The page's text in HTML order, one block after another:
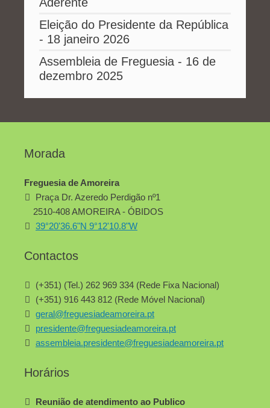
Aderente
Eleição do Presidente da República
- 18 janeiro 2026
Assembleia de Freguesia - 16 de
dezembro 2025
Morada
Freguesia de Amoreira
Praça Dr. Azeredo Perdigão nº1
2510-408 AMOREIRA - ÓBIDOS
39°20'36.6"N 9°12'10.8"W
Contactos
(+351) (Tel.) 262 969 334 (Rede Fixa Nacional)
(+351) 916 443 812 (Rede Móvel Nacional)
geral@freguesiadeamoreira.pt
presidente@freguesiadeamoreira.pt
assembleia.presidente@freguesiadeamoreira.pt
Horários
Reunião de atendimento ao Publico